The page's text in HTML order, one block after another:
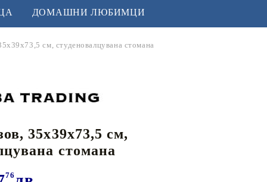
и софтбол
и лакрос
спортно оборудване
ДОМАШНИ ЛЮБИМЦИ
см, студеновалцувана стомана
35x39x73,5 см,
стомана
76